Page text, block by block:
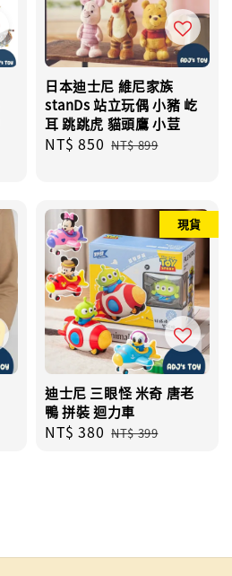
日本迪士尼 維尼家族
stanDs 站立玩偶 小豬 屹
耳 跳跳虎 貓頭鷹 小荳
Sale
NT$ 850 Regular
NT$ 899
現貨
迪士尼 三眼怪 米奇 唐老
鴨 拼裝 迴力車
Sale
NT$ 380 Regular
NT$ 399